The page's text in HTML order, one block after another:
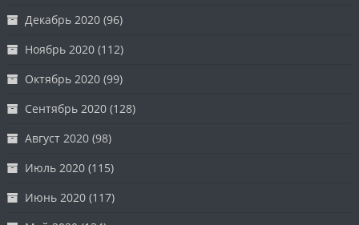
Декабрь 2020 (96)
Ноябрь 2020 (112)
Октябрь 2020 (99)
Сентябрь 2020 (128)
Август 2020 (98)
Июль 2020 (115)
Июнь 2020 (117)